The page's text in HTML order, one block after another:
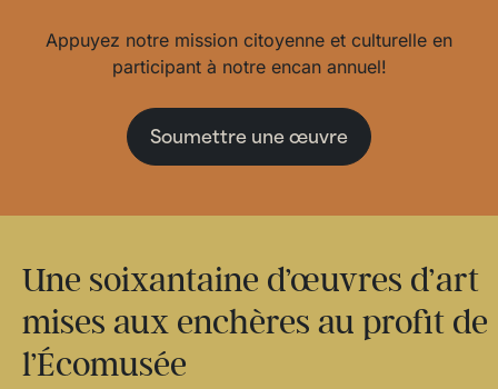
Appuyez notre mission citoyenne et culturelle en
participant à notre encan annuel!
Soumettre une œuvre
Une soixantaine d’œuvres d’art
mises aux enchères au profit de
l’Écomusée